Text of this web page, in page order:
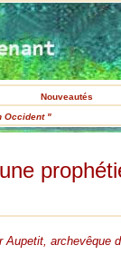
Nouveautés
Occident "
Aupetit, archevêque